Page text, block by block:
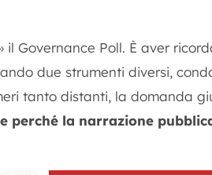
Governance Poll. È aver
due strumenti diversi,
tanto distanti, la domanda
perché la narrazione